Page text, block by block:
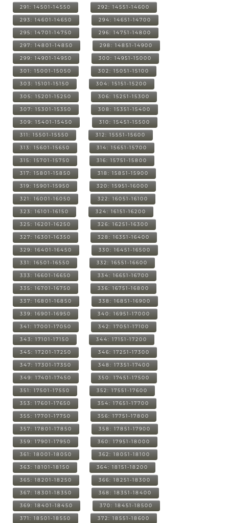
291: 14501-14550 292: 14551-14600
293: 14601-14650 294: 14651-14700
295: 14701-14750 296: 14751-14800
297: 14801-14850 298: 14851-14900
299: 14901-14950 300: 14951-15000
301: 15001-15050 302: 15051-15100
303: 15101-15150 304: 15151-15200
305: 15201-15250 306: 15251-15300
307: 15301-15350 308: 15351-15400
309: 15401-15450 310: 15451-15500
311: 15501-15550 312: 15551-15600
313: 15601-15650 314: 15651-15700
315: 15701-15750 316: 15751-15800
317: 15801-15850 318: 15851-15900
319: 15901-15950 320: 15951-16000
321: 16001-16050 322: 16051-16100
323: 16101-16150 324: 16151-16200
325: 16201-16250 326: 16251-16300
327: 16301-16350 328: 16351-16400
329: 16401-16450 330: 16451-16500
331: 16501-16550 332: 16551-16600
333: 16601-16650 334: 16651-16700
335: 16701-16750 336: 16751-16800
337: 16801-16850 338: 16851-16900
339: 16901-16950 340: 16951-17000
341: 17001-17050 342: 17051-17100
343: 17101-17150 344: 17151-17200
345: 17201-17250 346: 17251-17300
347: 17301-17350 348: 17351-17400
349: 17401-17450 350: 17451-17500
351: 17501-17550 352: 17551-17600
353: 17601-17650 354: 17651-17700
355: 17701-17750 356: 17751-17800
357: 17801-17850 358: 17851-17900
359: 17901-17950 360: 17951-18000
361: 18001-18050 362: 18051-18100
363: 18101-18150 364: 18151-18200
365: 18201-18250 366: 18251-18300
367: 18301-18350 368: 18351-18400
369: 18401-18450 370: 18451-18500
371: 18501-18550 372: 18551-18600